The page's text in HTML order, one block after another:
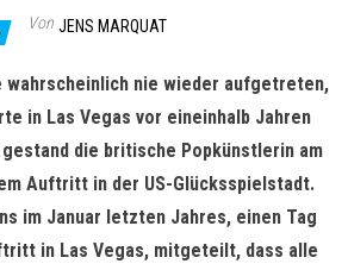
Von JENS MARQUAT
wahrscheinlich nie wieder aufgetreten,
in Las Vegas vor eineinhalb Jahren
die britische Popkünstlerin am
Auftritt in der US-Glücksspielstadt.
im Januar letzten Jahres, einen Tag
in Las Vegas, mitgeteilt, dass alle